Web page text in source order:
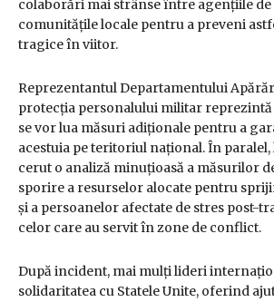
colaborări mai strânse între agențiile de
comunitățile locale pentru a preveni
tragice în viitor.
Reprezentantul Departamentului
protecția personalului militar reprezintă
se vor lua măsuri adiționale pentru a
acestuia pe teritoriul național. În
cerut o analiză minuțioasă a măsurilor
sporire a resurselor alocate pentru
și a persoanelor afectate de stres post-
celor care au servit în zone de conflict.
După incident, mai mulți lideri
solidaritatea cu Statele Unite, oferind